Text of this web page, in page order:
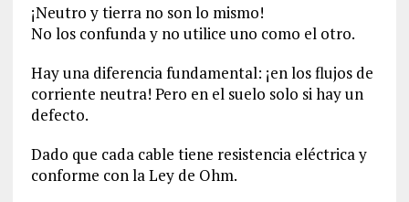
¡Neutro y tierra no son lo mismo!
No los confunda y no utilice uno como el otro.
Hay una diferencia fundamental: ¡en los flujos de
corriente neutra! Pero en el suelo solo si hay un
defecto.
Dado que cada cable tiene resistencia eléctrica y
conforme con la Ley de Ohm.